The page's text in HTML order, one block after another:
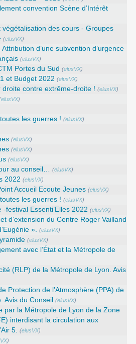
convention Scène d’Intérêt
végétalisation des cours - Groupes
(elusVX)
d’une subvention d’urgence
(elusVX)
Portes du Sud (elusVX)
et Budget 2022 (elusVX)
droite contre extrême-droite ! (elusVX)
elusVX)
les guerres ! (elusVX)
(elusVX)
(elusVX)
(elusVX)
au conseil… (elusVX)
2022 (elusVX)
Accueil Ecoute Jeunes (elusVX)
les guerres ! (elusVX)
festival Essenti’Elles 2022 (elusVX)
d’extension du Centre Roger Vailland
». (elusVX)
(elusVX)
avec l’État et la Métropole de
(RLP) de la Métropole de Lyon. Avis
Protection de l’Atmosphère (PPA) de
Avis du Conseil
(elusVX)
par la Métropole de Lyon de la Zone
interdisant la circulation aux
5. (elusVX)
)